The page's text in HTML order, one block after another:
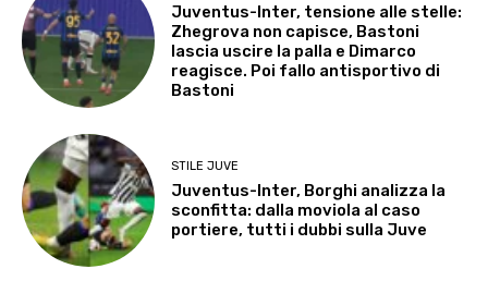
Juventus-Inter, tensione alle stelle:
Zhegrova non capisce, Bastoni
lascia uscire la palla e Dimarco
reagisce. Poi fallo antisportivo di
Bastoni
STILE JUVE
Juventus-Inter, Borghi analizza la
sconfitta: dalla moviola al caso
portiere, tutti i dubbi sulla Juve